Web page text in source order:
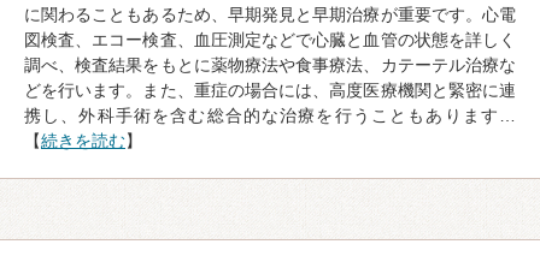
に関わることもあるため、早期発見と早期治療が重要です。心電
図検査、エコー検査、血圧測定などで心臓と血管の状態を詳しく
調べ、検査結果をもとに薬物療法や食事療法、カテーテル治療な
どを行います。また、重症の場合には、高度医療機関と緊密に連
携し、外科手術を含む総合的な治療を行うこともあります…
【続きを読む】